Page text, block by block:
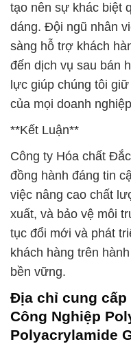
tạo nên sự khác biệt
dáng. Đội ngũ nhân
sàng hỗ trợ khách
đến dịch vụ sau bán
lực giúp chúng tôi
của mọi doanh
**Kết Luận**
Công ty Hóa chất
đồng hành đáng tin
việc nâng cao chất
xuất, và bảo vệ môi
tục đổi mới và phát
khách hàng trên
bền vững.
Địa chỉ cung cấp
Công Nghiệp
Polyacrylamide